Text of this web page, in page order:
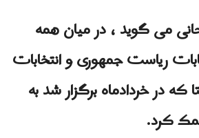
می گوید ، در میان همه
ریاست جمهوری و انتخابات
در خردادماه برگزار شد به
کرد.